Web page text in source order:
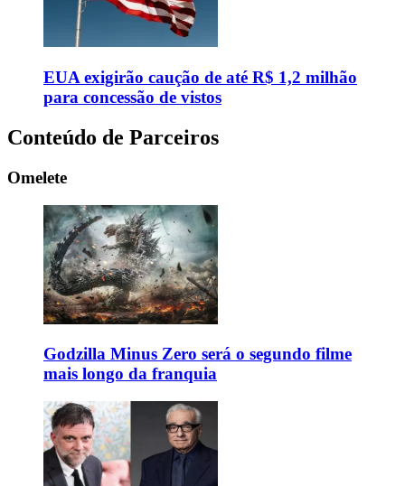
EUA exigirão caução de até R$ 1,2 milhão
para concessão de vistos
Conteúdo de Parceiros
Omelete
Godzilla Minus Zero será o segundo filme
mais longo da franquia